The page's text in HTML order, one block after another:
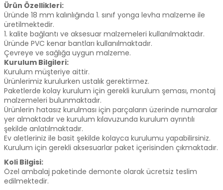
Ürün Özellikleri:
Üründe 18 mm kalınlığında 1. sınıf yonga levha malzeme ile
üretilmektedir.
1. kalite bağlantı ve aksesuar malzemeleri kullanılmaktadır.
Üründe PVC kenar bantları kullanılmaktadır.
Çevreye ve sağlığa uygun malzeme.
Kurulum Bilgileri:
Kurulum müşteriye aittir.
Ürünlerimiz kurulurken ustalık gerektirmez.
Paketlerde kolay kurulum için gerekli kurulum şeması, montaj
malzemeleri bulunmaktadır.
Ürünlerin hatasız kurulması için parçaların üzerinde numaralar
yer almaktadır ve kurulum kılavuzunda kurulum ayrıntılı
şekilde anlatılmaktadır.
Ev aletleriniz ile basit şekilde kolayca kurulumu yapabilirsiniz.
Kurulum için gerekli aksesuarlar paket içerisinden çıkmaktadır.
Koli Bilgisi:
Özel ambalaj paketinde demonte olarak ücretsiz teslim
edilmektedir.